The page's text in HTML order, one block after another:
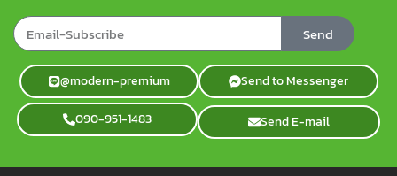
Send
@modern-premium Send to Messenger
090-951-1483 Send E-mail